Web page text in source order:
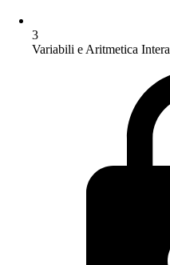
3
Variabili e Aritmetica Intera